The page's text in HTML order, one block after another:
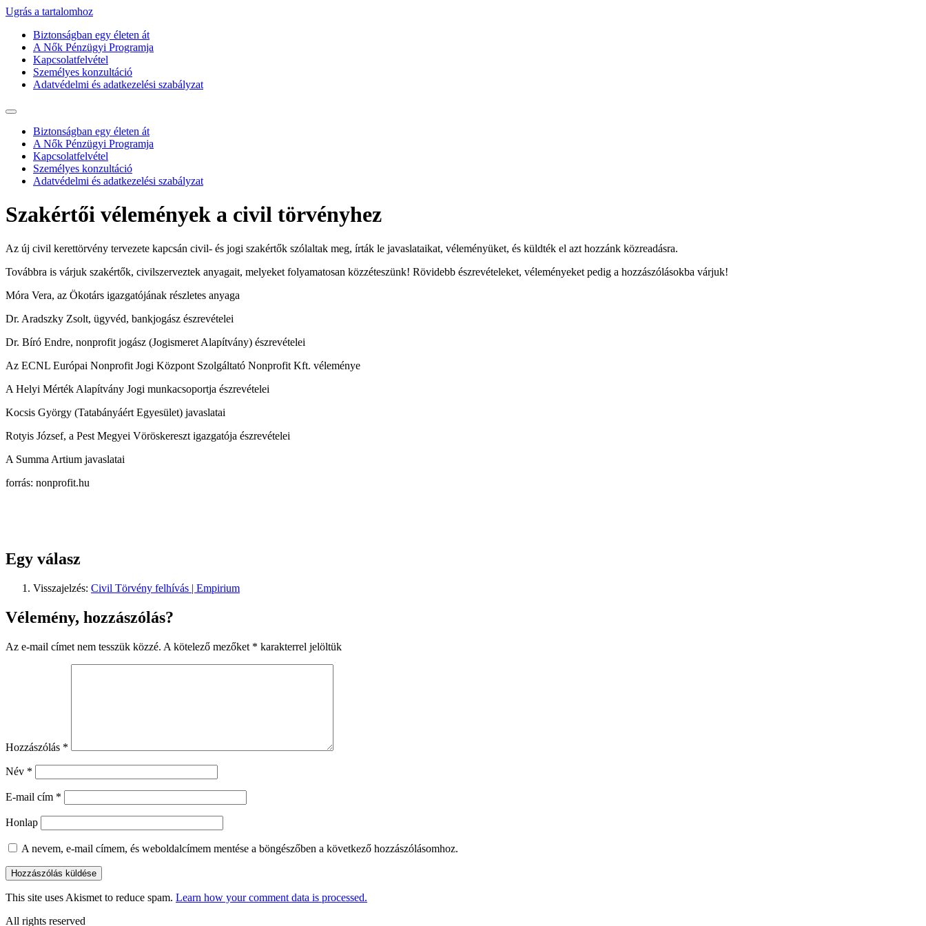
Ugrás a tartalomhoz
Biztonságban egy életen át
A Nők Pénzügyi Programja
Kapcsolatfelvétel
Személyes konzultáció
Adatvédelmi és adatkezelési szabályzat
Biztonságban egy életen át
A Nők Pénzügyi Programja
Kapcsolatfelvétel
Személyes konzultáció
Adatvédelmi és adatkezelési szabályzat
Szakértői vélemények a civil törvényhez
Az új civil kerettörvény tervezete kapcsán civil- és jogi szakértők szólaltak meg, írták le javaslataikat, véleményüket, és küldték el azt hozzánk közreadásra.
Továbbra is várjuk szakértők, civilszerveztek anyagait, melyeket folyamatosan közzéteszünk! Rövidebb észrevételeket, véleményeket pedig a hozzászólásokba várjuk!
Móra Vera, az Ökotárs igazgatójának részletes anyaga
Dr. Aradszky Zsolt, ügyvéd, bankjogász észrevételei
Dr. Bíró Endre, nonprofit jogász (Jogismeret Alapítvány) észrevételei
Az ECNL Európai Nonprofit Jogi Központ Szolgáltató Nonprofit Kft. véleménye
A Helyi Mérték Alapítvány Jogi munkacsoportja észrevételei
Kocsis György (Tatabányáért Egyesület) javaslatai
Rotyis József, a Pest Megyei Vöröskereszt igazgatója észrevételei
A Summa Artium javaslatai
forrás: nonprofit.hu
Egy válasz
Visszajelzés: Civil Törvény felhívás | Empirium
Vélemény, hozzászólás?
Az e-mail címet nem tesszük közzé. A kötelező mezőket * karakterrel jelöltük
Hozzászólás *
Név *
E-mail cím *
Honlap
A nevem, e-mail címem, és weboldalcímem mentése a böngészőben a következő hozzászólásomhoz.
This site uses Akismet to reduce spam. Learn how your comment data is processed.
All rights reserved